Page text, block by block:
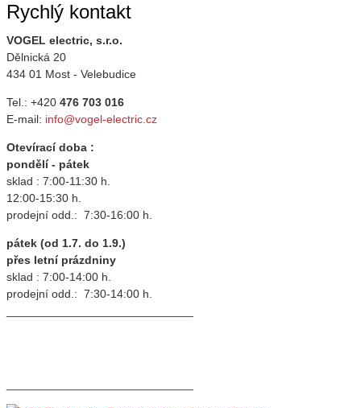
Rychlý kontakt
VOGEL electric, s.r.o.
Dělnická 20
434 01 Most - Velebudice
Tel.: +420 476 703 016
E-mail: info@vogel-electric.cz
Otevírací doba :
pondělí - pátek
sklad : 7:00-11:30 h.
12:00-15:30 h.
prodejní odd.: 7:30-16:00 h.
pátek (od 1.7. do 1.9.)
přes letní prázdniny
sklad : 7:00-14:00 h.
prodejní odd.: 7:30-14:00 h.